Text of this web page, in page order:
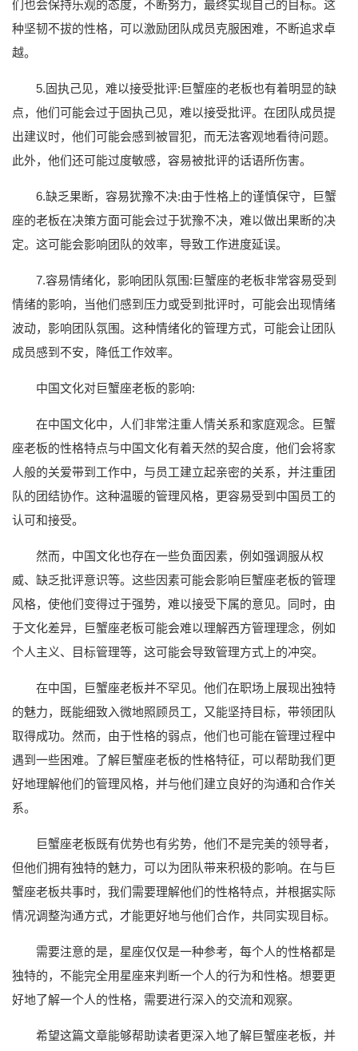
们也会保持乐观的态度，不断努力，最终实现自己的目标。这
种坚韧不拔的性格，可以激励团队成员克服困难，不断追求卓
越。
5.固执己见，难以接受批评:巨蟹座的老板也有着明显的缺
点，他们可能会过于固执己见，难以接受批评。在团队成员提
出建议时，他们可能会感到被冒犯，而无法客观地看待问题。
此外，他们还可能过度敏感，容易被批评的话语所伤害。
6.缺乏果断，容易犹豫不决:由于性格上的谨慎保守，巨蟹
座的老板在决策方面可能会过于犹豫不决，难以做出果断的决
定。这可能会影响团队的效率，导致工作进度延误。
7.容易情绪化，影响团队氛围:巨蟹座的老板非常容易受到
情绪的影响，当他们感到压力或受到批评时，可能会出现情绪
波动，影响团队氛围。这种情绪化的管理方式，可能会让团队
成员感到不安，降低工作效率。
中国文化对巨蟹座老板的影响:
在中国文化中，人们非常注重人情关系和家庭观念。巨蟹
座老板的性格特点与中国文化有着天然的契合度，他们会将家
人般的关爱带到工作中，与员工建立起亲密的关系，并注重团
队的团结协作。这种温暖的管理风格，更容易受到中国员工的
认可和接受。
然而，中国文化也存在一些负面因素，例如强调服从权
威、缺乏批评意识等。这些因素可能会影响巨蟹座老板的管理
风格，使他们变得过于强势，难以接受下属的意见。同时，由
于文化差异，巨蟹座老板可能会难以理解西方管理理念，例如
个人主义、目标管理等，这可能会导致管理方式上的冲突。
在中国，巨蟹座老板并不罕见。他们在职场上展现出独特
的魅力，既能细致入微地照顾员工，又能坚持目标，带领团队
取得成功。然而，由于性格的弱点，他们也可能在管理过程中
遇到一些困难。了解巨蟹座老板的性格特征，可以帮助我们更
好地理解他们的管理风格，并与他们建立良好的沟通和合作关
系。
巨蟹座老板既有优势也有劣势，他们不是完美的领导者，
但他们拥有独特的魅力，可以为团队带来积极的影响。在与巨
蟹座老板共事时，我们需要理解他们的性格特点，并根据实际
情况调整沟通方式，才能更好地与他们合作，共同实现目标。
需要注意的是，星座仅仅是一种参考，每个人的性格都是
独特的，不能完全用星座来判断一个人的行为和性格。想要更
好地了解一个人的性格，需要进行深入的交流和观察。
希望这篇文章能够帮助读者更深入地了解巨蟹座老板，并